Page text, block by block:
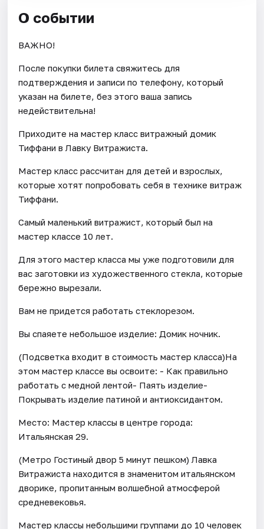
О событии
ВАЖНО!
После покупки билета свяжитесь для
подтверждения и записи по телефону, который
указан на билете, без этого ваша запись
недействительна!
Приходите на мастер класс витражный домик
Тиффани в Лавку Витражиста.
Мастер класс рассчитан для детей и взрослых,
которые хотят попробовать себя в технике витраж
Тиффани.
Самый маленький витражист, который был на
мастер классе 10 лет.
Для этого мастер класса мы уже подготовили для
вас заготовки из художественного стекла, которые
бережно вырезали.
Вам не придется работать стеклорезом.
Вы спаяете небольшое изделие: Домик ночник.
(Подсветка входит в стоимость мастер класса)На
этом мастер классе вы освоите: - Как правильно
работать с медной лентой- Паять изделие-
Покрывать изделие патиной и антиоксидантом.
Место: Мастер классы в центре города:
Итальянская 29.
(Метро Гостиный двор 5 минут пешком) Лавка
Витражиста находится в знаменитом итальянском
дворике, пропитанным волшебной атмосферой
средневековья.
Мастер классы небольшими группами до 10 человек